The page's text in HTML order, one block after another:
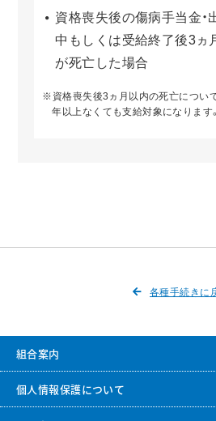
資格喪失後の傷病手当金・
中もしくは受給終了後3ヵ
が死亡した場合
※資格喪失後3ヵ月以内の死亡につい
年以上なくても支給対象になります。
各種手続きに
組合案内
個人情報保護について